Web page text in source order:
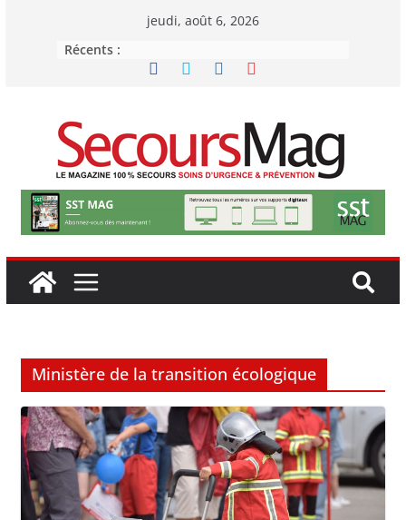
jeudi, août 6, 2026
Récents :
Ministère de la transition écologique